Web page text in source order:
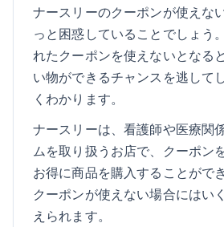
ナースリーのクーポンが使えな
っと困惑していることでしょう
れたクーポンを使えないとなる
い物ができるチャンスを逃して
くわかります。
ナースリーは、看護師や医療関
ムを取り扱うお店で、クーポン
お得に商品を購入することがで
クーポンが使えない場合にはい
えられます。